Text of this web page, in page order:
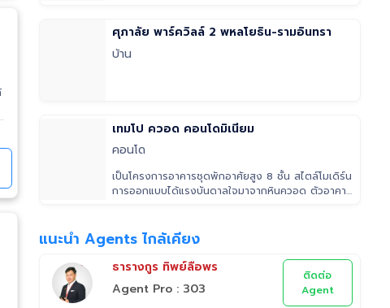
ศุภาลัย พาร์ควิลล์ 2 พหลโยธิน-รามอินทรา
บ้าน
เทมโป ควอด คอนโดมิเนียม
คอนโด
เป็นโครงการอาคารชุดพักอาศัยสูง 8 ชั้น สไตล์โมเดิร์น
การออกแบบได้แรงบันดาลใจมาจากหินควอด ตัวอาคาร
แนะนำ Agents ไกล้เคียง
ธารางกูร ทิพย์ลือพร
Agent Pro : 303
ติดต่อ
Agent